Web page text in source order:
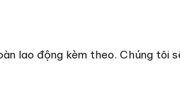
lao động kèm theo. Chúng tôi